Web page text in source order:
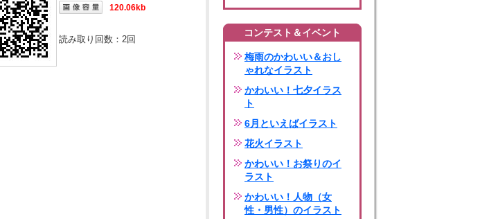
120.06kb
読み取り回数： 2回
コンテスト＆イベント
梅雨のかわいい＆おし
ゃれなイラスト
かわいい！七夕イラス
ト
6月といえばイラスト
花火イラスト
かわいい！お祭りのイ
ラスト
かわいい！人物（女
性・男性）のイラスト